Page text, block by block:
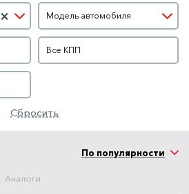
×
Модель автомобиля
Модель автомобиля
КПП
Все КПП
Сбросить
Аналоги
По популярности